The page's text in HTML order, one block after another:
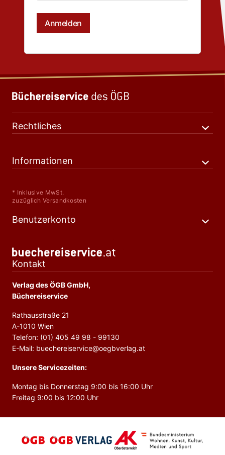
Rechtliches
Informationen
* Inklusive MwSt.
zuzüglich Versandkosten
Benutzerkonto
Kontakt
Verlag des ÖGB GmbH,
Büchereiservice
Rathausstraße 21
A-1010 Wien
Telefon: (01) 405 49 98 - 99130
E-Mail: buechereiservice@oegbverlag.at
Unsere Servicezeiten:
Montag bis Donnerstag 9:00 bis 16:00 Uhr
Freitag 9:00 bis 12:00 Uhr